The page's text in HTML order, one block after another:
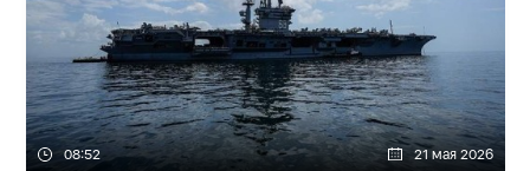
08:52 21 мая 2026